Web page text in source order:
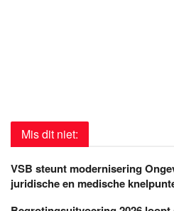
Mis dit niet:
VSB steunt modernisering
juridische en medische